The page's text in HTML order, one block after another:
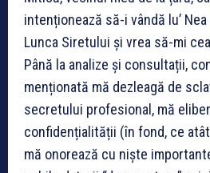
intenționează să-i vândă lu’
Lunca Siretului și vrea să-mi
Până la analize și consultații,
menționată mă dezleagă de
secretului profesional, mă
confidențialității (în fond, ce
mă onorează cu niște